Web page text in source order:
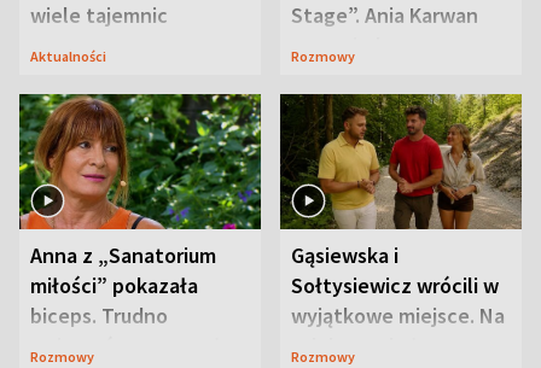
wiele tajemnic
Aktualności
Stage”. Ania Karwan
zapowiada
Rozmowy
Anna z „Sanatorium
miłości” pokazała
biceps. Trudno
uwierzyć, co przeszła
Rozmowy
Gąsiewska i
Sołtysiewicz wrócili w
wyjątkowe miejsce. Na
szlaku czekał
Rozmowy